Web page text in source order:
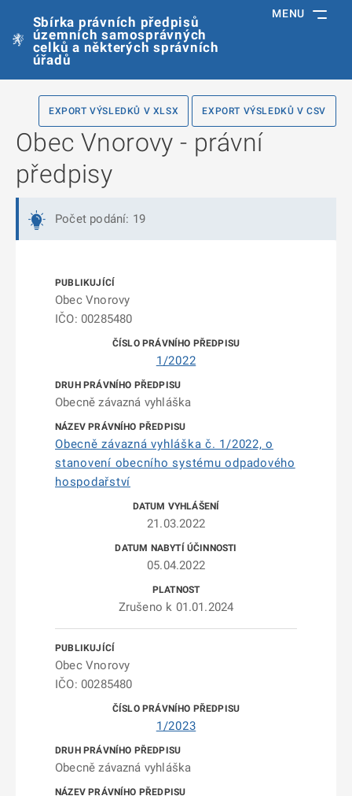
Sbírka právních předpisů
územních samosprávných
celků a některých správních
úřadů
MENU
EXPORT VÝSLEDKŮ V XLSX EXPORT VÝSLEDKŮ V CSV
Obec Vnorovy - právní
předpisy
Počet podání: 19
Obec Vnorovy
IČO: 00285480
1/2022
Obecně závazná vyhláška
Obecně závazná vyhláška č. 1/2022, o
stanovení obecního systému odpadového
hospodařství
21.03.2022
05.04.2022
Zrušeno k 01.01.2024
Obec Vnorovy
IČO: 00285480
1/2023
Obecně závazná vyhláška